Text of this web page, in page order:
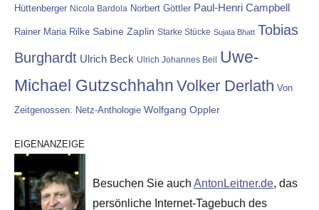
Hüttenberger Nicola Bardola Norbert Göttler Paul-Henri Campbell
Rainer Maria Rilke Sabine Zaplin Starke Stücke Sujata Bhatt Tobias
Burghardt Ulrich Beck Ulrich Johannes Beil Uwe-
Michael Gutzschhahn Volker Derlath Von
Zeitgenossen: Netz-Anthologie Wolfgang Oppler
EIGENANZEIGE
Besuchen Sie auch AntonLeitner.de, das
persönliche Internet-Tagebuch des